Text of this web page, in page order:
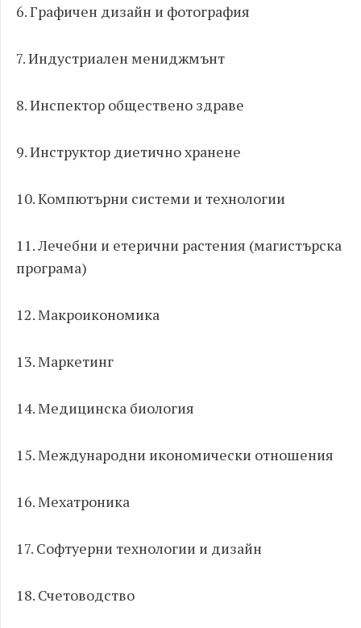
6. Графичен дизайн и фотография
7. Индустриален мениджмънт
8. Инспектор обществено здраве
9. Инструктор диетично хранене
10. Компютърни системи и технологии
11. Лечебни и етерични растения (магистърска
програма)
12. Макроикономика
13. Маркетинг
14. Медицинска биология
15. Международни икономически отношения
16. Мехатроника
17. Софтуерни технологии и дизайн
18. Счетоводство